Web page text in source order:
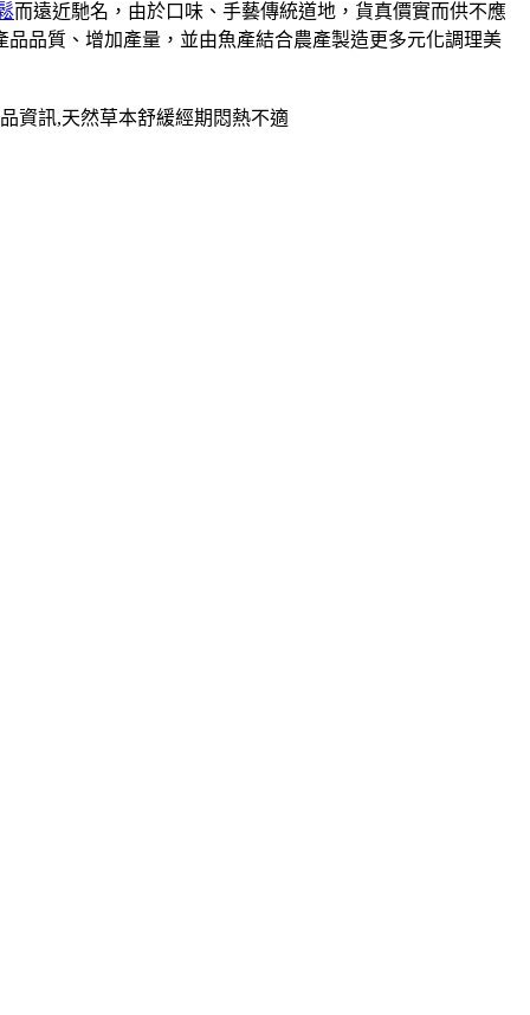
而遠近馳名，由於口味、手藝傳統道地，貨真價實而供不應
品質、增加產量，並由魚產結合農產製造更多元化調理美
資訊,天然草本舒緩經期悶熱不適